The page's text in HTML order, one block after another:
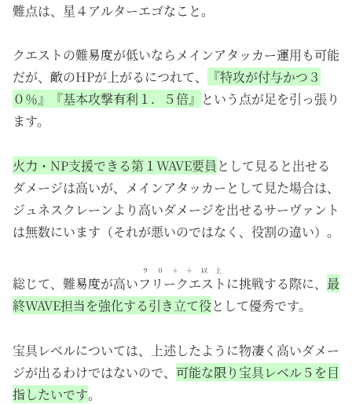
難点は、 星４アルターエゴなこと。
クエストの難易度が低いならメインアタッカー運用も可能
だが、敵のHPが上がるにつれて、
『特攻が付与かつ３
０％』『基本攻撃有利１．５倍』 という点が足を引っ張り
ます。
火力・NP支援できる第１WAVE要員 として見ると出せる
ダメージは高いが、メインアタッカーとして見た場合は、
ジュネスクレーンより高いダメージを出せるサーヴァント
は無数にいます（それが悪いのではなく、役割の違い）。
総じて、難易度が高いフリークエスト
９０＋＋以上
に挑戦する際に、 最
終WAVE担当を強化する引き立て役として優秀です。
宝具レベルについては、上述したように物凄く高いダメー
ジが出るわけではないので、 可能な限り宝具レベル５を目
指したいです。